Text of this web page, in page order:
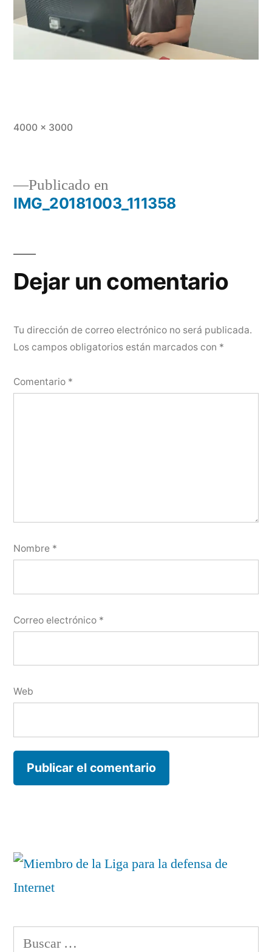
Tamaño
4000 × 3000
Navegación
entradas
Publicado en
IMG_20181003_111358
Dejar un comentario
Tu dirección de correo electrónico no será publicada.
Los campos obligatorios están marcados con *
Comentario *
Nombre *
Correo electrónico *
Web
Buscar: